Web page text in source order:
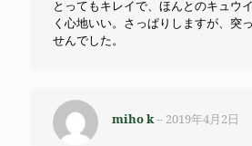
とってもキレイで、ほんとのキュウ
く心地いい。さっぱりしますが、突
せんでした。
miho k– 2019年4月2日